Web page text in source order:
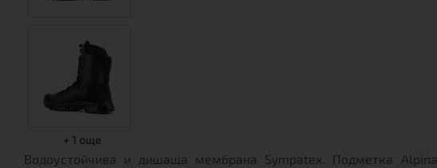
+ 1 още
Водоустойчива и дишаща мембрана Sympatex. Подметка Alpina